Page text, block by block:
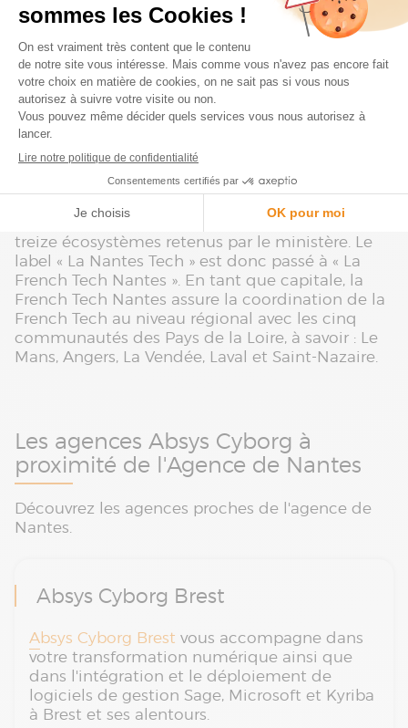
de Nantes et présidente de Nantes Métropole a
déclaré qu’il s’agit de la preuve que Nantes est
une métropole qui compte sur la place de
l’innovation et du numérique en France. C’est
une bonne nouvelle pour l’attractivité, la
transformation numérique des filières
économiques et l’emploi.
En effet, depuis la démarche « Nantes Tech », pas
5722 emplois ont été créés sur la
métropole nantaise et à Saint-Nazaire selon
Nantes Métropole
. Nantes fait ainsi partie des
treize écosystèmes retenus par le ministère. Le
label « La Nantes Tech » est donc passé à « La
French Tech Nantes ». En tant que capitale, la
French Tech Nantes assure la coordination de la
French Tech au niveau régional avec les cinq
communautés des Pays de la Loire, à savoir : Le
Mans, Angers, La Vendée, Laval et Saint-Nazaire.
Les agences Absys Cyborg à
proximité de l'Agence de Nantes
Découvrez les agences proches de l'agence de
Nantes.
Absys Cyborg Brest
Absys Cyborg Brest vous accompagne dans
votre transformation numérique ainsi que
dans l'intégration et le déploiement de
logiciels de gestion Sage, Microsoft et Kyriba
à Brest et ses alentours.